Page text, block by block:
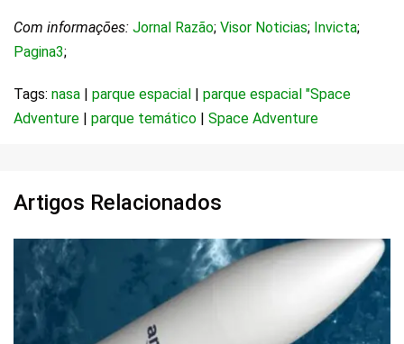
Com informações: Jornal Razão; Visor Noticias; Invicta;
Pagina3;
Tags: nasa parque espacial
parque espacial "Space
Adventure
parque temático Space Adventure
Artigos Relacionados